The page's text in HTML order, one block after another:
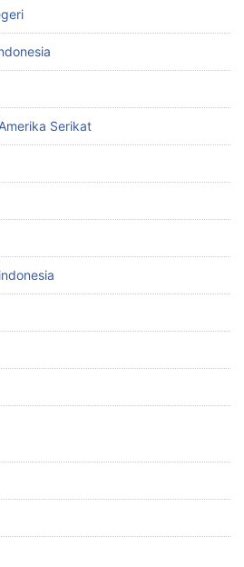
Serikat